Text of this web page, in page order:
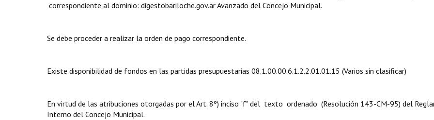
correspondiente al dominio: digestobariloche.gov.ar Avanzado del Concejo Municipal.
Se debe proceder a realizar la orden de pago correspondiente.
Existe disponibilidad de fondos en las partidas presupuestarias 08.1.00.00.6.1.2.2.01.01.15 (Varios sin clasificar)
En virtud de las atribuciones otorgadas por el Art. 8º) inciso "f" del texto ordenado (Resolución 143-CM-95) del
Interno del Concejo Municipal.